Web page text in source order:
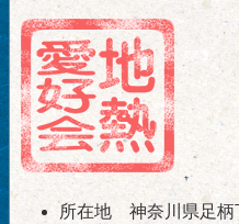
所在地 神奈川県足